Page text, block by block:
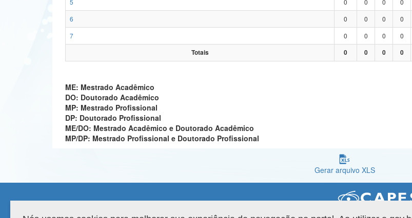
5
0 0 0 0
6
0 0 0 0
7
0 0 0 0
Totais
0 0 0 0
ME: Mestrado Acadêmico
DO: Doutorado Acadêmico
MP: Mestrado Profissional
DP: Doutorado Profissional
ME/DO: Mestrado Acadêmico e Doutorado Acadêmico
MP/DP: Mestrado Profissional e Doutorado Profissional
Gerar arquivo XLS